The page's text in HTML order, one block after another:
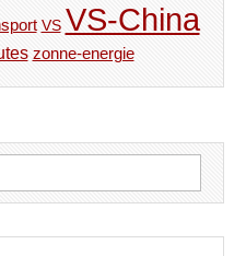
VS VS-China
zonne-energie